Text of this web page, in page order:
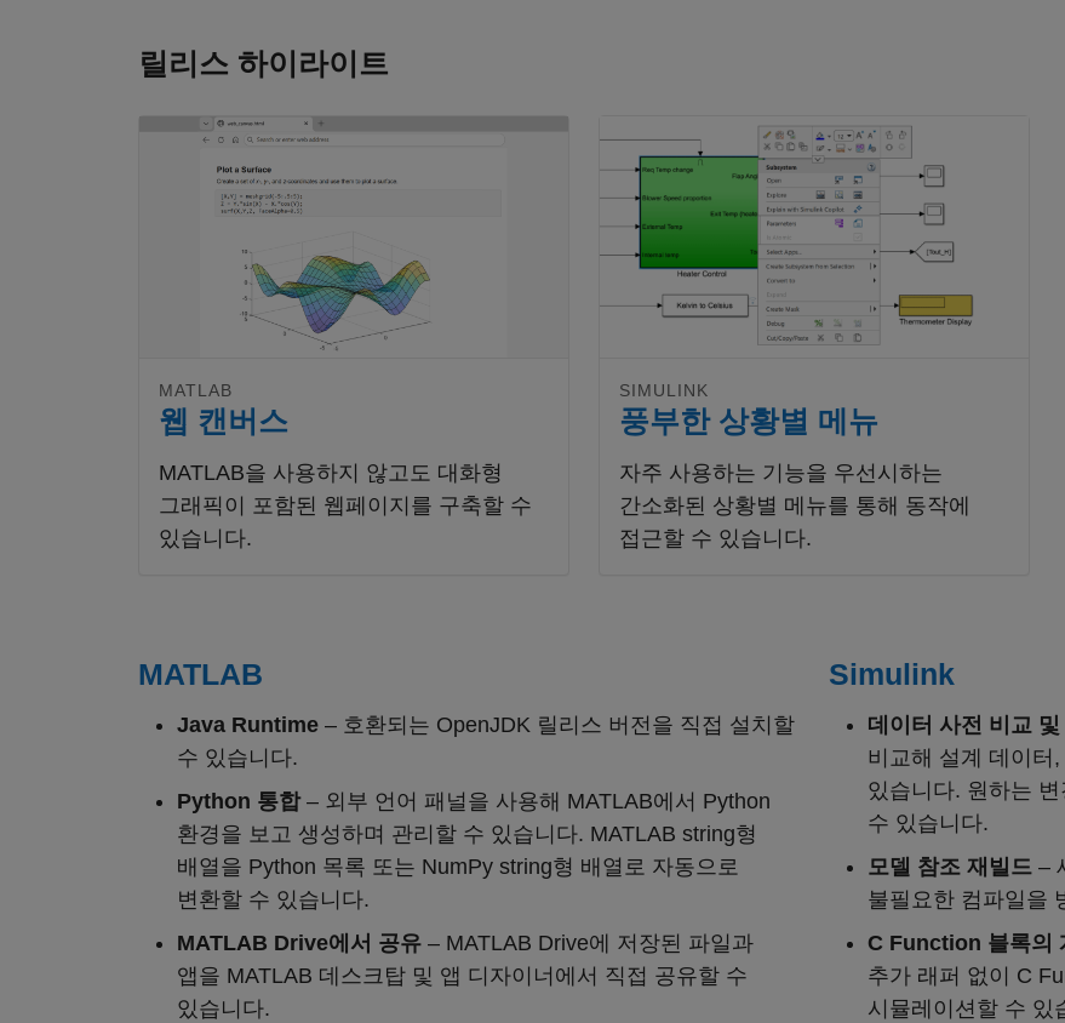
릴리스 하이라이트
패널 내비게이션
MATLAB
웹 캔버스
MATLAB을 사용하지 않고도 대화형
그래픽이 포함된 웹페이지를 구축할 수
있습니다.
SIMULINK
풍부한 상황별 메뉴
자주 사용하는 기능을 우선시하는
간소화된 상황별 메뉴를 통해 동작에
접근할 수 있습니다.
MATLAB
Java Runtime – 호환되는 OpenJDK 릴리스 버전을 직접 설치할
수 있습니다.
Python 통합– 외부 언어 패널을 사용해 MATLAB에서 Python
환경을 보고 생성하며 관리할 수 있습니다. MATLAB string형
배열을 Python 목록 또는 NumPy string형 배열로 자동으로
변환할 수 있습니다.
MATLAB Drive에서 공유 – MATLAB Drive에 저장된 파일과
앱을 MATLAB 데스크탑 및 앱 디자이너에서 직접 공유할 수
있습니다.
Simulink
데이터 사전 비교
비교해 설계 데이터
있습니다. 원하는
수 있습니다.
모델 참조 재빌드 –
불필요한 컴파일을
C Function 블록의
추가 래퍼 없이 C
시뮬레이션할 수 있